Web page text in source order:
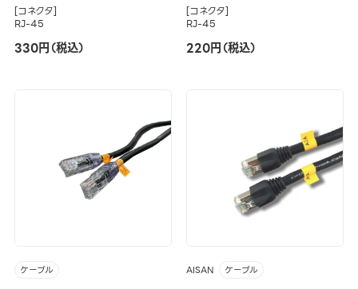
[コネクタ]
RJ-45
330円（税込）
[コネクタ]
RJ-45
220円（税込）
ケーブル AISAN ケーブル